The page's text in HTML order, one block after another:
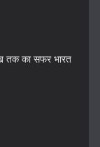
तक का सफर भारत